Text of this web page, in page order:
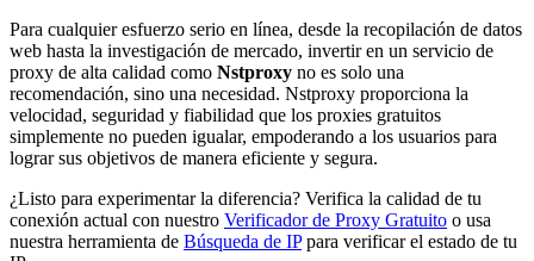
Para cualquier esfuerzo serio en línea, desde la recopilación de datos
web hasta la investigación de mercado, invertir en un servicio de
proxy de alta calidad como Nstproxy no es solo una
recomendación, sino una necesidad. Nstproxy proporciona la
velocidad, seguridad y fiabilidad que los proxies gratuitos
simplemente no pueden igualar, empoderando a los usuarios para
lograr sus objetivos de manera eficiente y segura.
¿Listo para experimentar la diferencia? Verifica la calidad de tu
conexión actual con nuestro Verificador de Proxy Gratuito o usa
nuestra herramienta de Búsqueda de IPpara verificar el estado de tu